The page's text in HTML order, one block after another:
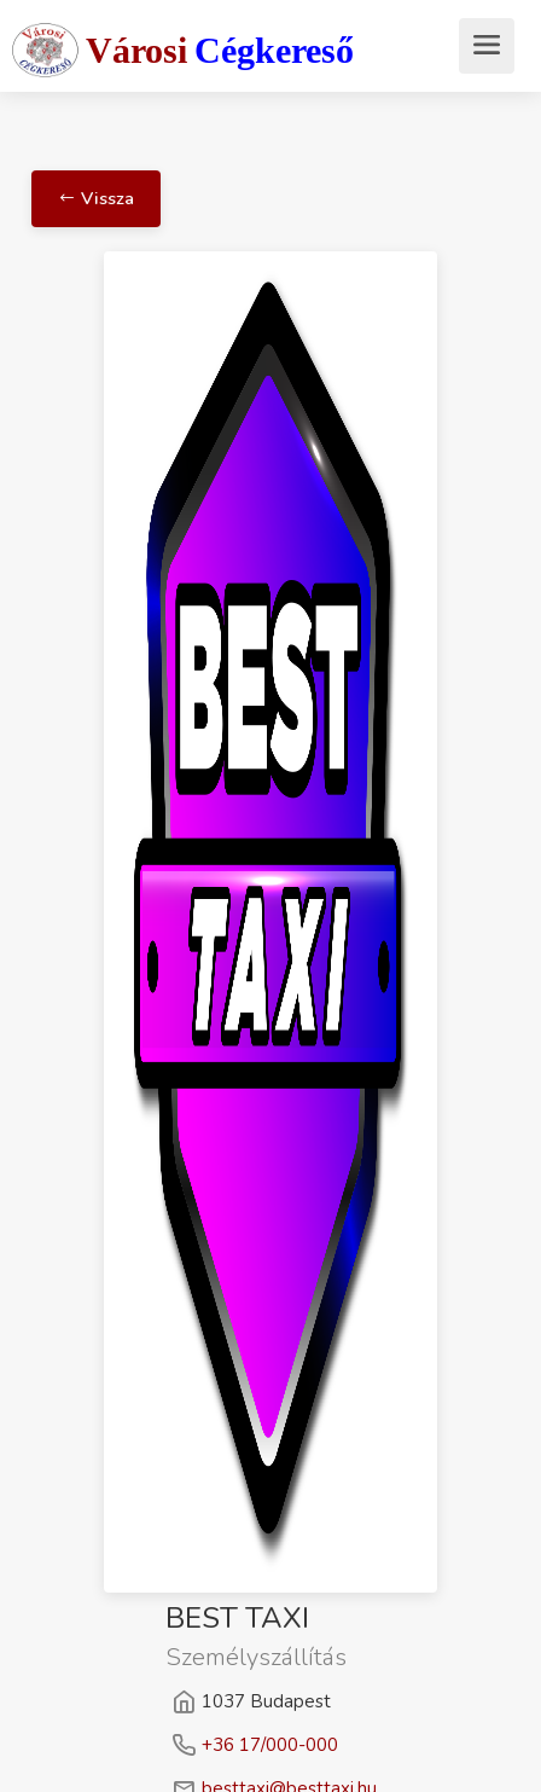
Városi Cégkereső
Vissza
BEST TAXI
Személyszállítás
1037 Budapest
+36 17/000-000